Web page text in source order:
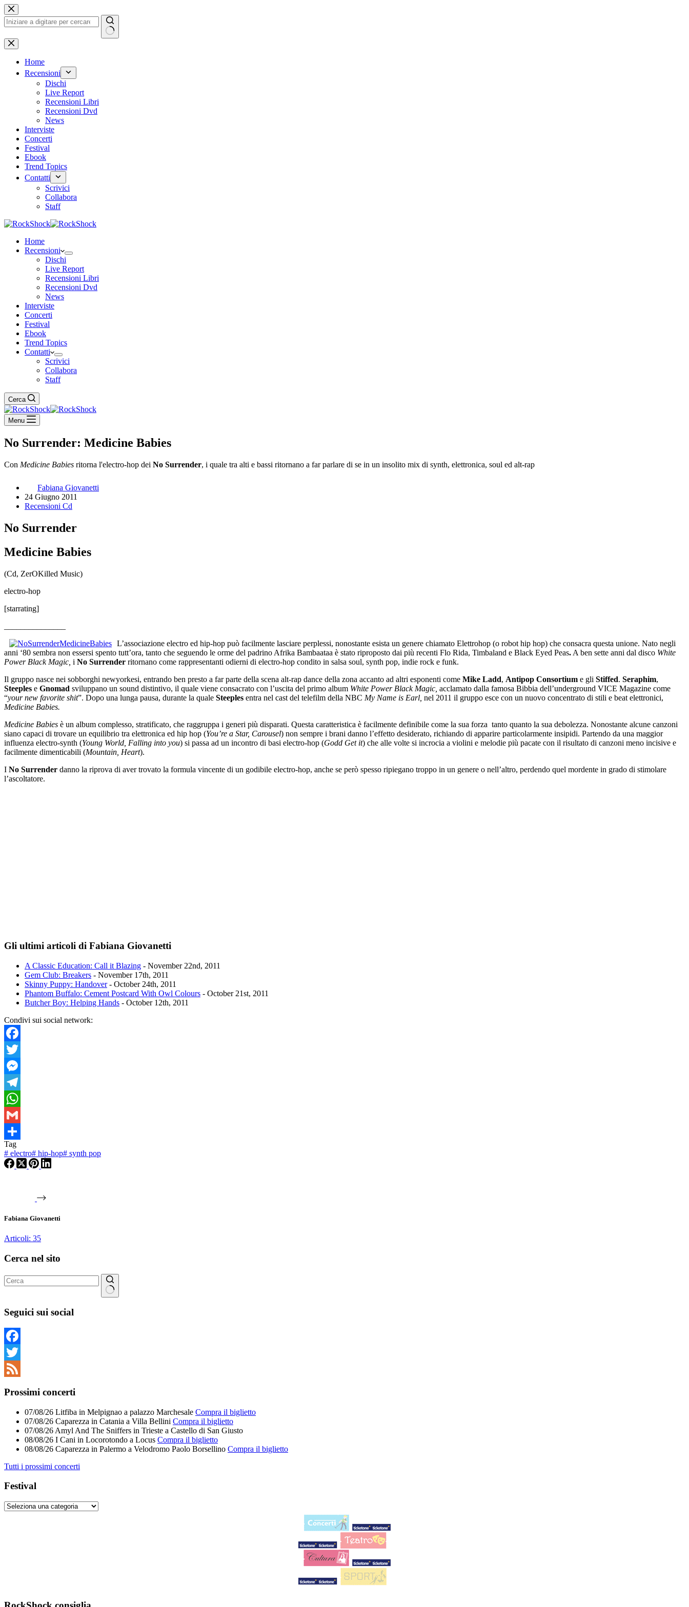
Salta
al
contenuto
Nessun
risultato
Home
Recensioni
Dischi
Live Report
Recensioni Libri
Recensioni Dvd
News
Interviste
Concerti
Festival
Ebook
Trend Topics
Contatti
Scrivici
Collabora
Staff
Home
Recensioni
Dischi
Live Report
Recensioni Libri
Recensioni Dvd
News
Interviste
Concerti
Festival
Ebook
Trend Topics
Contatti
Scrivici
Collabora
Staff
Cerca
Menu
No Surrender: Medicine Babies
Con Medicine Babies ritorna l'electro-hop dei No Surrender, i quale tra alti e bassi ritornano a far parlare di se in un insolito mix di synth, elettronica, soul ed alt-rap
Fabiana Giovanetti
24 Giugno 2011
Recensioni Cd
No Surrender
Medicine Babies
(Cd, ZerOKilled Music)
electro-hop
[starrating]
L’associazione electro ed hip-hop può facilmente lasciare perplessi, nonostante esista un genere chiamato Elettrohop (o robot hip hop) che consacra questa unione. Nato negli
anni ‘80 sembra non essersi spento tutt’ora, tanto che seguendo le orme del padrino Afrika Bambaataa è stato riproposto dai più recenti Flo Rida, Timbaland e Black Eyed Peas. A ben sette anni dal disco White
Power Black Magic, i No Surrender ritornano come rappresentanti odierni di electro-hop condito in salsa soul, synth pop, indie rock e funk.
Il gruppo nasce nei sobborghi newyorkesi, entrando ben presto a far parte della scena alt-rap dance della zona accanto ad altri esponenti come Mike Ladd, Antipop Consortium e gli Stiffed. Seraphim,
Steeples e Gnomad sviluppano un sound distintivo, il quale viene consacrato con l’uscita del primo album White Power Black Magic, acclamato dalla famosa Bibbia dell’underground VICE Magazine come
“your new favorite shit”. Dopo una lunga pausa, durante la quale Steeples entra nel cast del telefilm della NBC My Name is Earl, nel 2011 il gruppo esce con un nuovo concentrato di stili e beat elettronici,
Medicine Babies.
Medicine Babies è un album complesso, stratificato, che raggruppa i generi più disparati. Questa caratteristica è facilmente definibile come la sua forza tanto quanto la sua debolezza. Nonostante alcune canzoni
siano capaci di trovare un equilibrio tra elettronica ed hip hop (You’re a Star, Carousel) non sempre i brani danno l’effetto desiderato, richiando di apparire particolarmente insipidi. Partendo da una maggior
influenza electro-synth (Young World, Falling into you) si passa ad un incontro di basi electro-hop (Godd Get it) che alle volte si incrocia a violini e melodie più pacate con il risultato di canzoni meno incisive e
facilmente dimenticabili (Mountain, Heart).
I No Surrender danno la riprova di aver trovato la formula vincente di un godibile electro-hop, anche se però spesso ripiegano troppo in un genere o nell’altro, perdendo quel mordente in grado di stimolare
l’ascoltatore.
Gli ultimi articoli di Fabiana Giovanetti
A Classic Education: Call it Blazing - November 22nd, 2011
Gem Club: Breakers - November 17th, 2011
Skinny Puppy: Handover- October 24th, 2011
Phantom Buffalo: Cement Postcard With Owl Colours - October 21st, 2011
Butcher Boy: Helping Hands - October 12th, 2011
Condivi sui social network:
Facebook
Twitter
Messenger
Telegram
WhatsApp
Gmail
Condividi
Tag
# electro# hip-hop# synth pop
Fabiana Giovanetti
Articoli: 35
Cerca nel sito
risultato
Seguici sui social
Facebook
Twitter
Prossimi concerti
07/08/26 Litfiba in Melpignao a palazzo Marchesale Compra il biglietto
07/08/26 Caparezza in Catania a Villa Bellini Compra il biglietto
07/08/26 Amyl And The Sniffers in Trieste a Castello di San Giusto
08/08/26 I Cani in Locorotondo a Locus Compra il biglietto
08/08/26 Caparezza in Palermo a Velodromo Paolo Borsellino Compra il biglietto
Tutti i prossimi concerti
Festival